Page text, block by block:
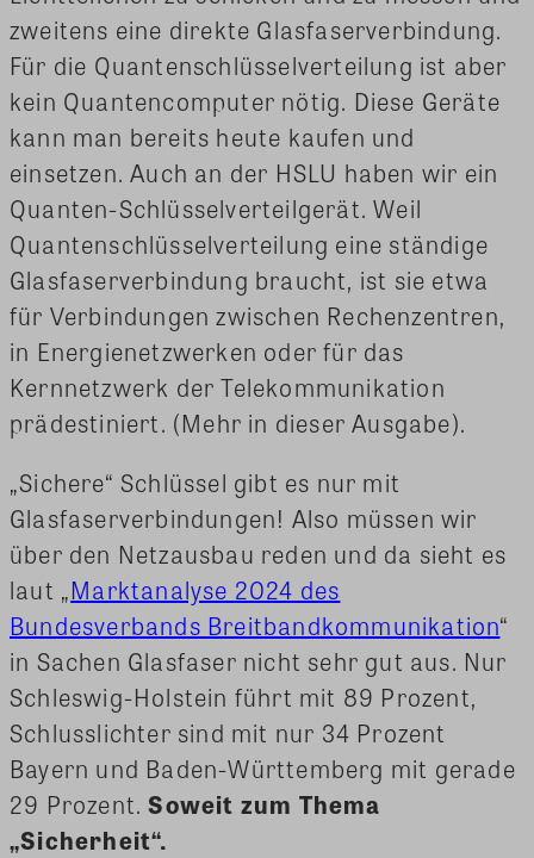
zweitens eine direkte Glasfaserverbindung.
Für die Quantenschlüsselverteilung ist aber
kein Quantencomputer nötig. Diese Geräte
kann man bereits heute kaufen und
einsetzen. Auch an der HSLU haben wir ein
Quanten-Schlüsselverteilgerät. Weil
Quantenschlüsselverteilung eine ständige
Glasfaserverbindung braucht, ist sie etwa
für Verbindungen zwischen Rechenzentren,
in Energienetzwerken oder für das
Kernnetzwerk der Telekommunikation
prädestiniert. (Mehr in dieser Ausgabe).
„Sichere“ Schlüssel gibt es nur mit
Glasfaserverbindungen! Also müssen wir
über den Netzausbau reden und da sieht es
laut „Marktanalyse 2024 des
Bundesverbands Breitbandkommunikation“
in Sachen Glasfaser nicht sehr gut aus. Nur
Schleswig-Holstein führt mit 89 Prozent,
Schlusslichter sind mit nur 34 Prozent
Bayern und Baden-Württemberg mit gerade
29 Prozent.Soweit zum Thema
„Sicherheit“.